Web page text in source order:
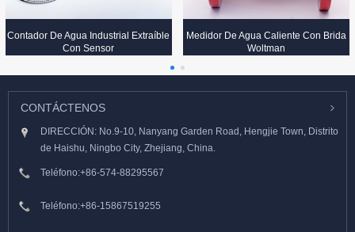
Contador De Agua Industrial Extraíble
Con Sensor
Medidor De Agua Caliente Con Brida
Woltman
CONTÁCTENOS
DIRECCIÓN: No.9-10, Nanyang Garden Road, Hengjie Town, Distrito
de Haishu, Ningbo City, Zhejiang, China.
Teléfono:+86-574-88295567
Teléfono:+86-15867519255